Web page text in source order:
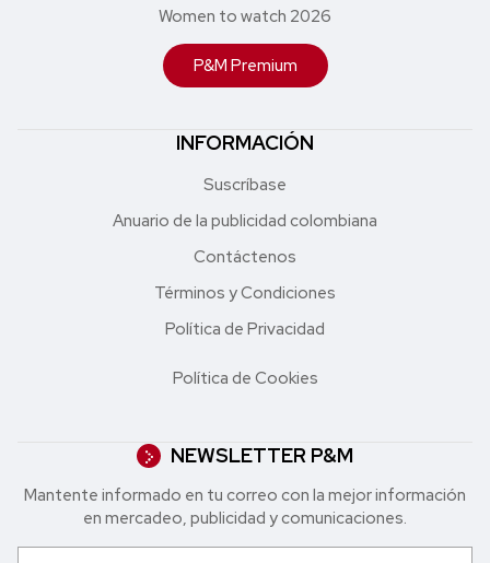
Women to watch 2026
P&M Premium
INFORMACIÓN
Suscríbase
Anuario de la publicidad colombiana
Contáctenos
Términos y Condiciones
Política de Privacidad
Política de Cookies
NEWSLETTER P&M
Mantente informado en tu correo con la mejor in formación
en mercadeo, publicidad y comunicaciones.